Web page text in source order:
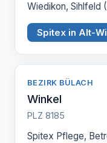
Wiedikon, Sihlfeld
Spitex in Alt-
BEZIRK BÜLACH
Winkel
PLZ 8185
Spitex Pflege,